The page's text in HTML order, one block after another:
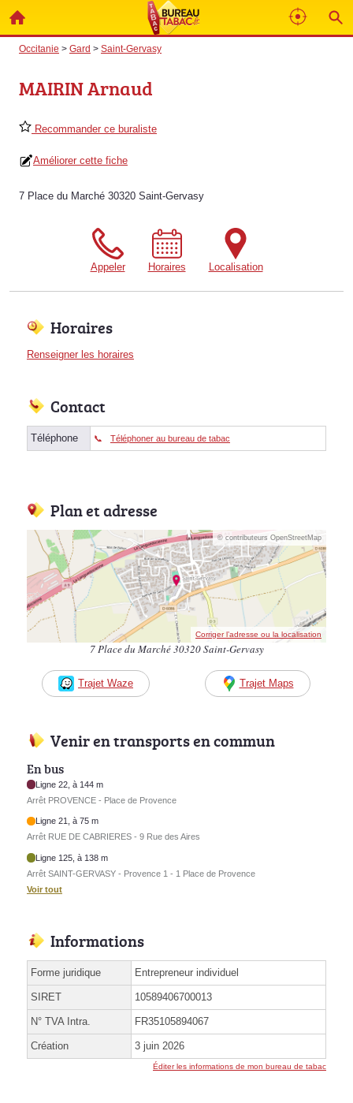
Occitanie > Gard > Saint-Gervasy
MAIRIN Arnaud
Recommander ce buraliste
Améliorer cette fiche
7 Place du Marché 30320 Saint-Gervasy
Appeler Horaires Localisation
Horaires
Renseigner les horaires
Contact
Téléphone Téléphoner au bureau de tabac
Plan et adresse
© contributeurs OpenStreetMap
Corriger l’adresse ou la localisation
7 Place du Marché 30320 Saint-Gervasy
Trajet Waze Trajet Maps
Venir en transports en commun
En bus
Ligne 22, à 144 m
Arrêt PROVENCE - Place de Provence
Ligne 21, à 75 m
Arrêt RUE DE CABRIERES - 9 Rue des Aires
Ligne 125, à 138 m
Arrêt SAINT-GERVASY - Provence 1 - 1 Place de Provence
Voir tout
Informations
Forme juridique Entrepreneur individuel
SIRET 10589406700013
N° TVA Intra. FR35105894067
Création 3 juin 2026
Éditer les informations de mon bureau de tabac